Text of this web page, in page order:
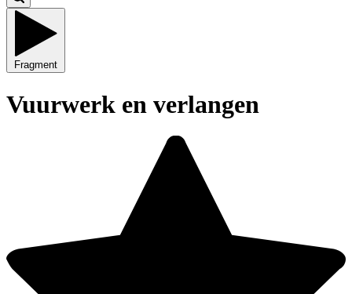
Fragment
Vuurwerk en verlangen